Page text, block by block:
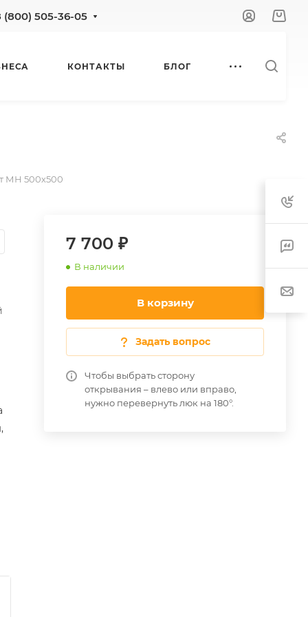
(800) 505-36-05
КОНТАКТЫ БЛОГ
МН 500х500
7 700 ₽
В наличии
В корзину
Задать вопрос
Чтобы выбрать сторону
открывания – влево или вправо,
нужно перевернуть люк на 180°.